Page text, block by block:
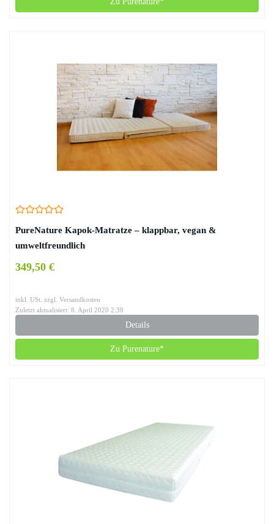
PureNature Kapok-Matratze – klappbar, vegan &
umweltfreundlich
349,50 €
inkl. USt. zzgl. Versandkosten
Zuletzt aktualisiert: 8. April 2020 2:38
Details
Zu Purenature*